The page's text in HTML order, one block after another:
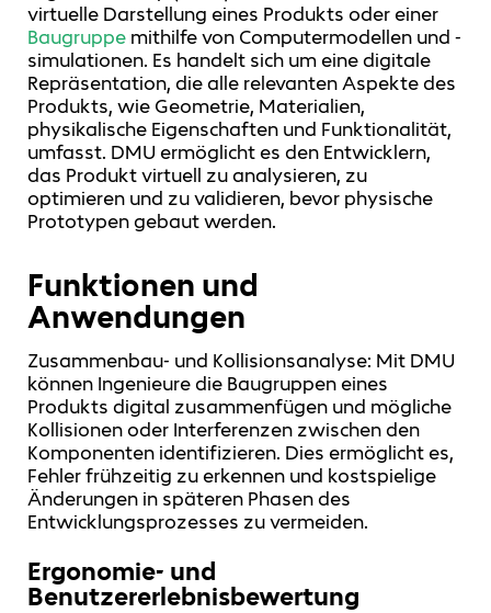
virtuelle Darstellung eines Produkts oder einer
Baugruppe mithilfe von Computermodellen und -
simulationen. Es handelt sich um eine digitale
Repräsentation, die alle relevanten Aspekte des
Produkts, wie Geometrie, Materialien,
physikalische Eigenschaften und Funktionalität,
umfasst. DMU ermöglicht es den Entwicklern,
das Produkt virtuell zu analysieren, zu
optimieren und zu validieren, bevor physische
Prototypen gebaut werden.
Funktionen und
Anwendungen
Zusammenbau- und Kollisionsanalyse: Mit DMU
können Ingenieure die Baugruppen eines
Produkts digital zusammenfügen und mögliche
Kollisionen oder Interferenzen zwischen den
Komponenten identifizieren. Dies ermöglicht es,
Fehler frühzeitig zu erkennen und kostspielige
Änderungen in späteren Phasen des
Entwicklungsprozesses zu vermeiden.
Ergonomie- und
Benutzererlebnisbewertung